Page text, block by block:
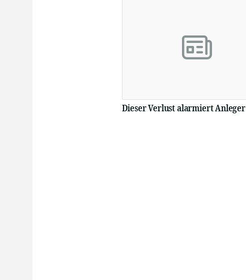
Dieser Verlust alarmiert Anleger